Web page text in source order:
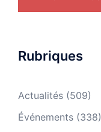
Rubriques
Actualités (509)
Événements (338)